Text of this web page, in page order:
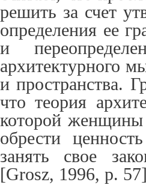
решить за счет
определения ее
и
архитектурного
и пространства.
что теория
которой
обрести
занять свое
[Grosz, 1996, p.